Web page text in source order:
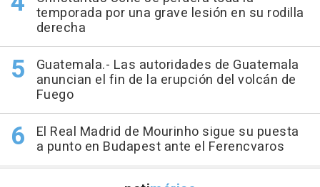
temporada por una grave lesión en su rodilla
derecha
Guatemala.- Las autoridades de Guatemala
anuncian el fin de la erupción del volcán de
Fuego
El Real Madrid de Mourinho sigue su puesta
a punto en Budapest ante el Ferencvaros